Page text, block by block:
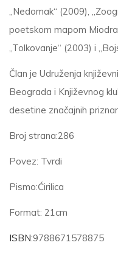
„Nedomak“ (2009),
poetskom mapom
„Tolkovanje“ (2003) i
Član je Udruženja
Beograda i Književnog
desetine značajnih
Broj strana:286
Povez: Tvrdi
Pismo:Ćirilica
Format: 21cm
ISBN:9788671578875